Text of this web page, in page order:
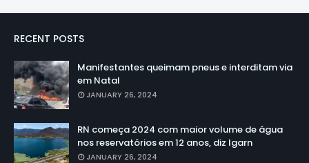
RECENT POSTS
Manifestantes queimam pneus e interditam via
em Natal
JANUARY 26, 2024
RN começa 2024 com maior volume de água
nos reservatórios em 12 anos, diz Igarn
JANUARY 26, 2024